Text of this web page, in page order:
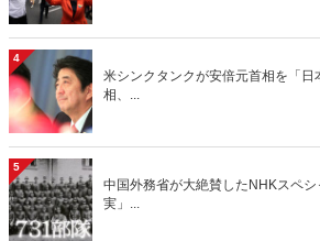
4
米シンクタンクが安倍元首相を「
相、...
5
中国外務省が大絶賛したNHKスペ
実」...